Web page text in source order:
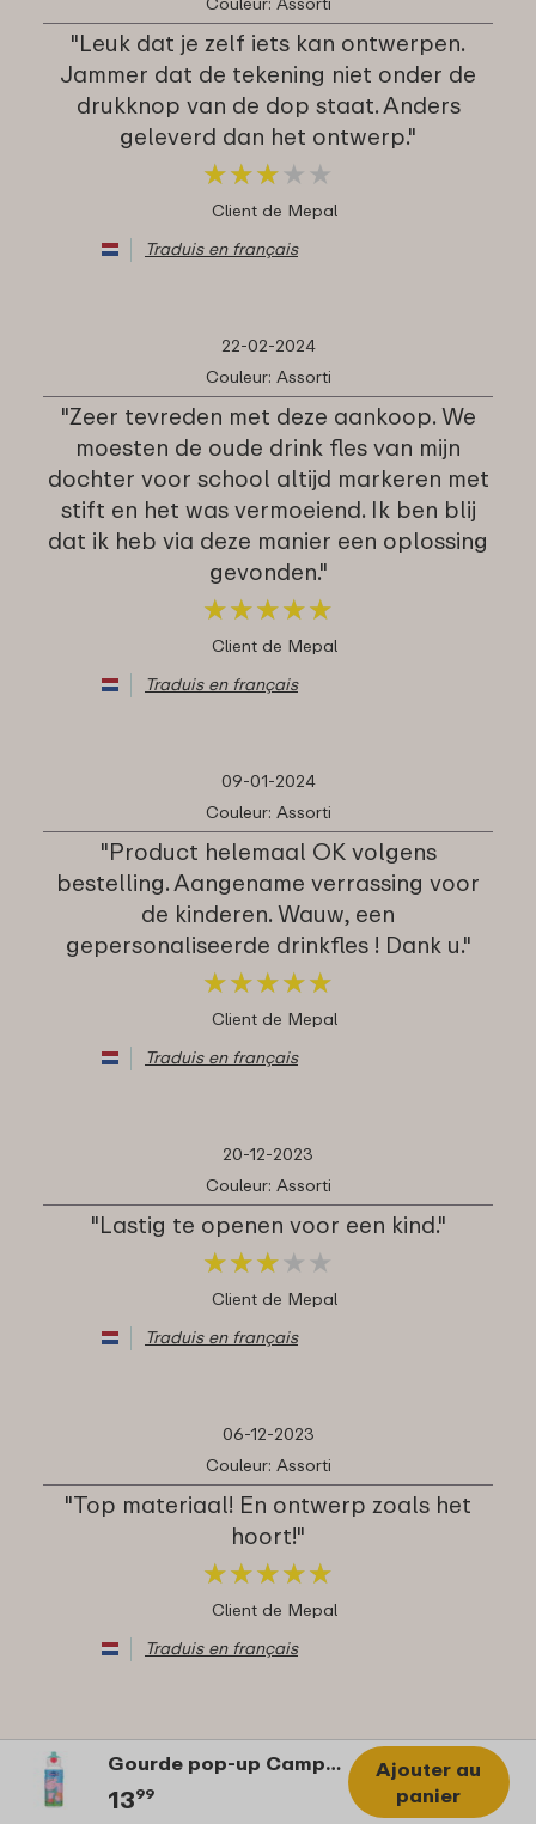
Gourde pop-up Campus 400 ml - Peppa Pig
1399
Ajouter au
panier
"Leuk dat je zelf iets kan ontwerpen.
Jammer dat de tekening niet onder de
drukknop van de dop staat. Anders
geleverd dan het ontwerp."
★★★ ★ ★
★★★ ★ ★
Client de Mepal
Traduis en français
22-02-2024
Couleur: Assorti
"Zeer tevreden met deze aankoop. We
moesten de oude drink fles van mijn
dochter voor school altijd markeren met
stift en het was vermoeiend. Ik ben blij
dat ik heb via deze manier een oplossing
gevonden."
★★★★★
★★★★★
Client de Mepal
Traduis en français
09-01-2024
Couleur: Assorti
"Product helemaal OK volgens
bestelling. Aangename verrassing voor
de kinderen. Wauw, een
gepersonaliseerde drinkfles ! Dank u."
★★★★★
★★★★★
Client de Mepal
Traduis en français
20-12-2023
Couleur: Assorti
"Lastig te openen voor een kind."
★★★ ★ ★
★★★ ★ ★
Client de Mepal
Traduis en français
06-12-2023
Couleur: Assorti
"Top materiaal! En ontwerp zoals het
hoort!"
★★★★★
★★★★★
Client de Mepal
Traduis en français
03-12-2023
Couleur: Spiderman
"Gaaf cadeau voor de feestmaand"